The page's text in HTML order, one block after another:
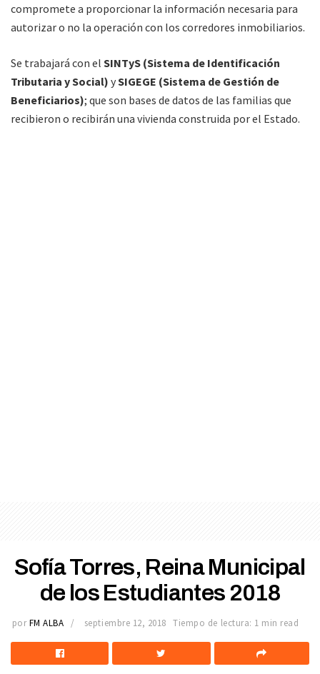
compromete a proporcionar la información necesaria para
autorizar o no la operación con los corredores inmobiliarios.
Se trabajará con el SINTyS (Sistema de Identificación
Tributaria y Social) ySIGEGE (Sistema de Gestión de
Beneficiarios); que son bases de datos de las familias que
recibieron o recibirán una vivienda construida por el Estado.
Sofía Torres, Reina Municipal
de los Estudiantes 2018
por FM ALBA septiembre 12, 2018 Tiempo de lectura: 1 min read